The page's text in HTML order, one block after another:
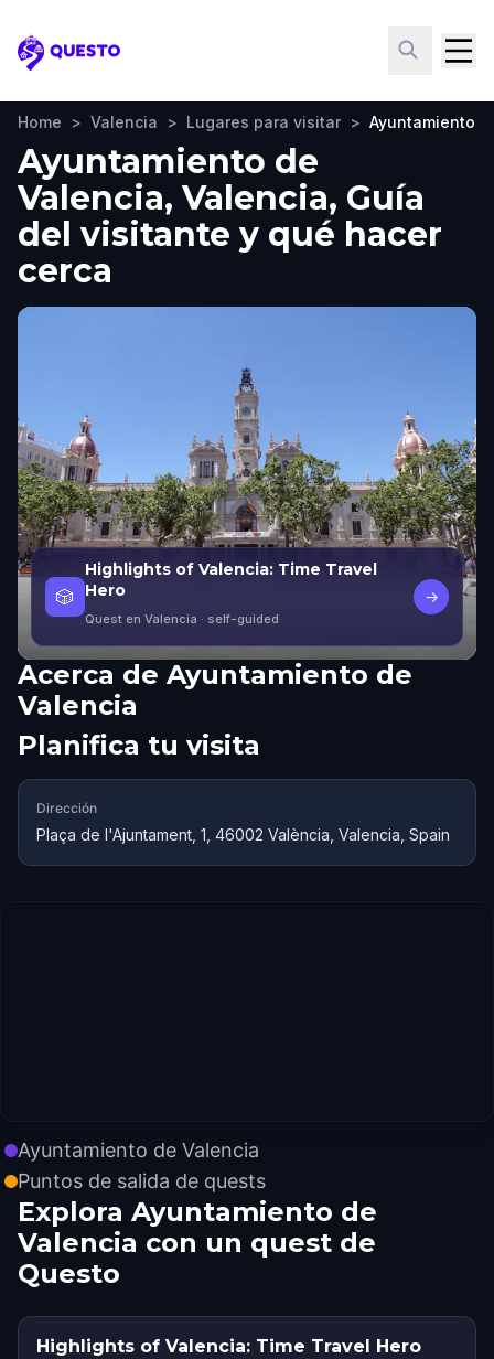
Questo
Home > Valencia > Lugares para visitar > Ayuntamiento
Ayuntamiento de
Valencia, Valencia, Guía
del visitante y qué hacer
cerca
🎲
Highlights of Valencia: Time Travel
Hero
Quest en Valencia · self-guided
→
Acerca de Ayuntamiento de
Valencia
Planifica tu visita
Dirección
Plaça de l'Ajuntament, 1, 46002 València, Valencia, Spain
Ayuntamiento de Valencia
Puntos de salida de quests
Explora Ayuntamiento de
Valencia con un quest de
Questo
Highlights of Valencia: Time Travel Hero